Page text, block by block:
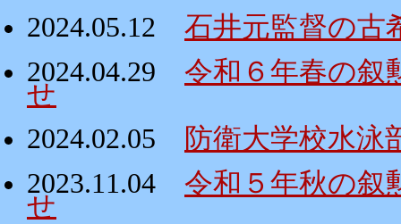
2024.05.12
石井元監督の古
2024.04.29
令和６年春の叙
せ
2024.02.05
防衛大学校水泳
2023.11.04
令和５年秋の叙
せ